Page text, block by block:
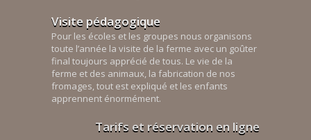
Visite pédagogique
Pour les écoles et les groupes nous organisons
toute l’année la visite de la ferme avec un goûter
final toujours apprécié de tous. Le vie de la
ferme et des animaux, la fabrication de nos
fromages, tout est expliqué et les enfants
apprennent énormément.
Tarifs et réservation en ligne